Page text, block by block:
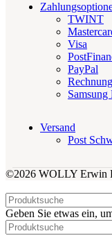
TWINT
Visa
PayPal
Rechnung
Samsung
Versand
Post
©2026 WOLLY Erwin
Geben Sie etwas ein,